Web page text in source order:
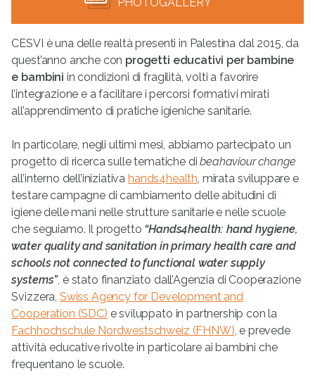
CESVI è una delle realtà presenti in Palestina dal 2015, da
quest’anno anche con progetti educativi per bambine
e bambini in condizioni di fragilità, volti a favorire
l’integrazione e a facilitare i percorsi formativi mirati
all’apprendimento di pratiche igieniche sanitarie.
In particolare, negli ultimi mesi, abbiamo partecipato un
progetto di ricerca sulle tematiche dibeahaviour change
all’interno dell’iniziativahands4health, mirata sviluppare e
testare campagne di cambiamento delle abitudini di
igiene delle mani nelle strutture sanitarie e nelle scuole
che seguiamo. Il progetto “Hands4health: hand hygiene,
water quality and sanitation in primary health care and
schools not connected to functional water supply
systems”, è stato finanziato dall’Agenzia di Cooperazione
Svizzera, Swiss Agency for Development and
Cooperation (SDC) e sviluppato in partnership con la
Fachhochschule Nordwestschweiz (FHNW), e prevede
attività educative rivolte in particolare ai bambini che
frequentano le scuole.